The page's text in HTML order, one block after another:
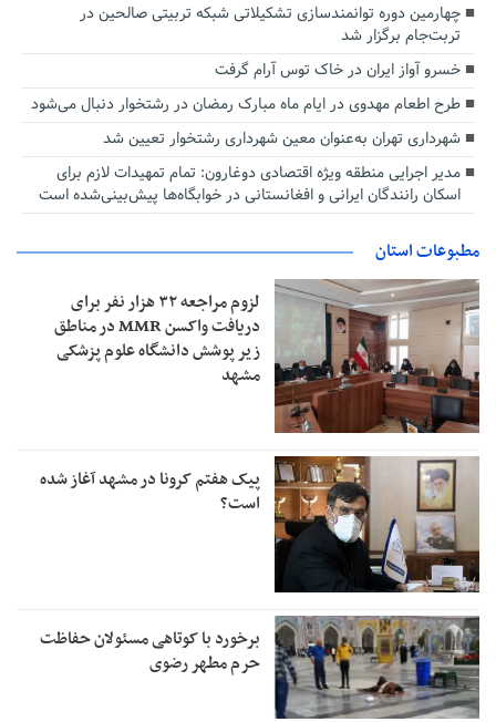
چهارمین دوره توانمندسازی تشکیلاتی شبکه تربیتی صالحین در
تربت‌جام برگزار شد
خسرو آواز ایران در خاک توس آرام گرفت
طرح اطعام مهدوی در ایام ماه مبارک رمضان در رشتخوار دنبال می‌شود
شهرداری تهران به‌عنوان معین شهرداری رشتخوار تعیین شد
مدیر اجرایی منطقه ویژه اقتصادی دوغارون: تمام تمهیدات لازم برای
اسکان رانندگان ایرانی و افغانستانی در خوابگاه‌ها پیش‌بینی‌شده است
مطبوعات استان
لزوم مراجعه ۳۲ هزار نفر برای
دریافت واکسن MMR در مناطق
زیر پوشش دانشگاه علوم پزشکی
مشهد
پیک هفتم کرونا در مشهد آغاز شده
است؟
برخورد با کوتاهی مسئولان حفاظت
حرم مطهر رضوی